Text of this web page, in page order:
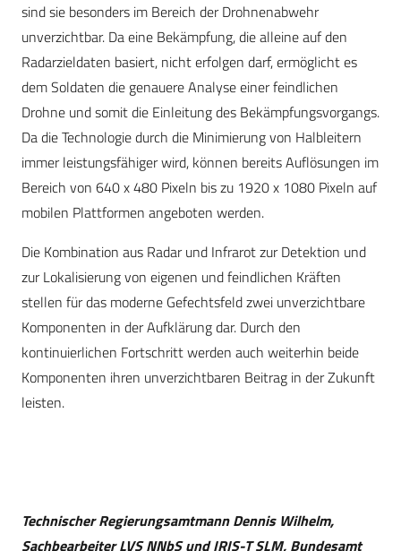
sind sie besonders im Bereich der Drohnenabwehr
unverzichtbar. Da eine Bekämpfung, die alleine auf den
Radarzieldaten basiert, nicht erfolgen darf, ermöglicht es
dem Soldaten die genauere Analyse einer feindlichen
Drohne und somit die Einleitung des Bekämpfungsvorgangs.
Da die Technologie durch die Minimierung von Halbleitern
immer leistungsfähiger wird, können bereits Auflösungen im
Bereich von 640 x 480 Pixeln bis zu 1920 x 1080 Pixeln auf
mobilen Plattformen angeboten werden.
Die Kombination aus Radar und Infrarot zur Detektion und
zur Lokalisierung von eigenen und feindlichen Kräften
stellen für das moderne Gefechtsfeld zwei unverzichtbare
Komponenten in der Aufklärung dar. Durch den
kontinuierlichen Fortschritt werden auch weiterhin beide
Komponenten ihren unverzichtbaren Beitrag in der Zukunft
leisten.
Technischer Regierungsamtmann Dennis Wilhelm,
Sachbearbeiter LVS NNbS und IRIS-T SLM, Bundesamt